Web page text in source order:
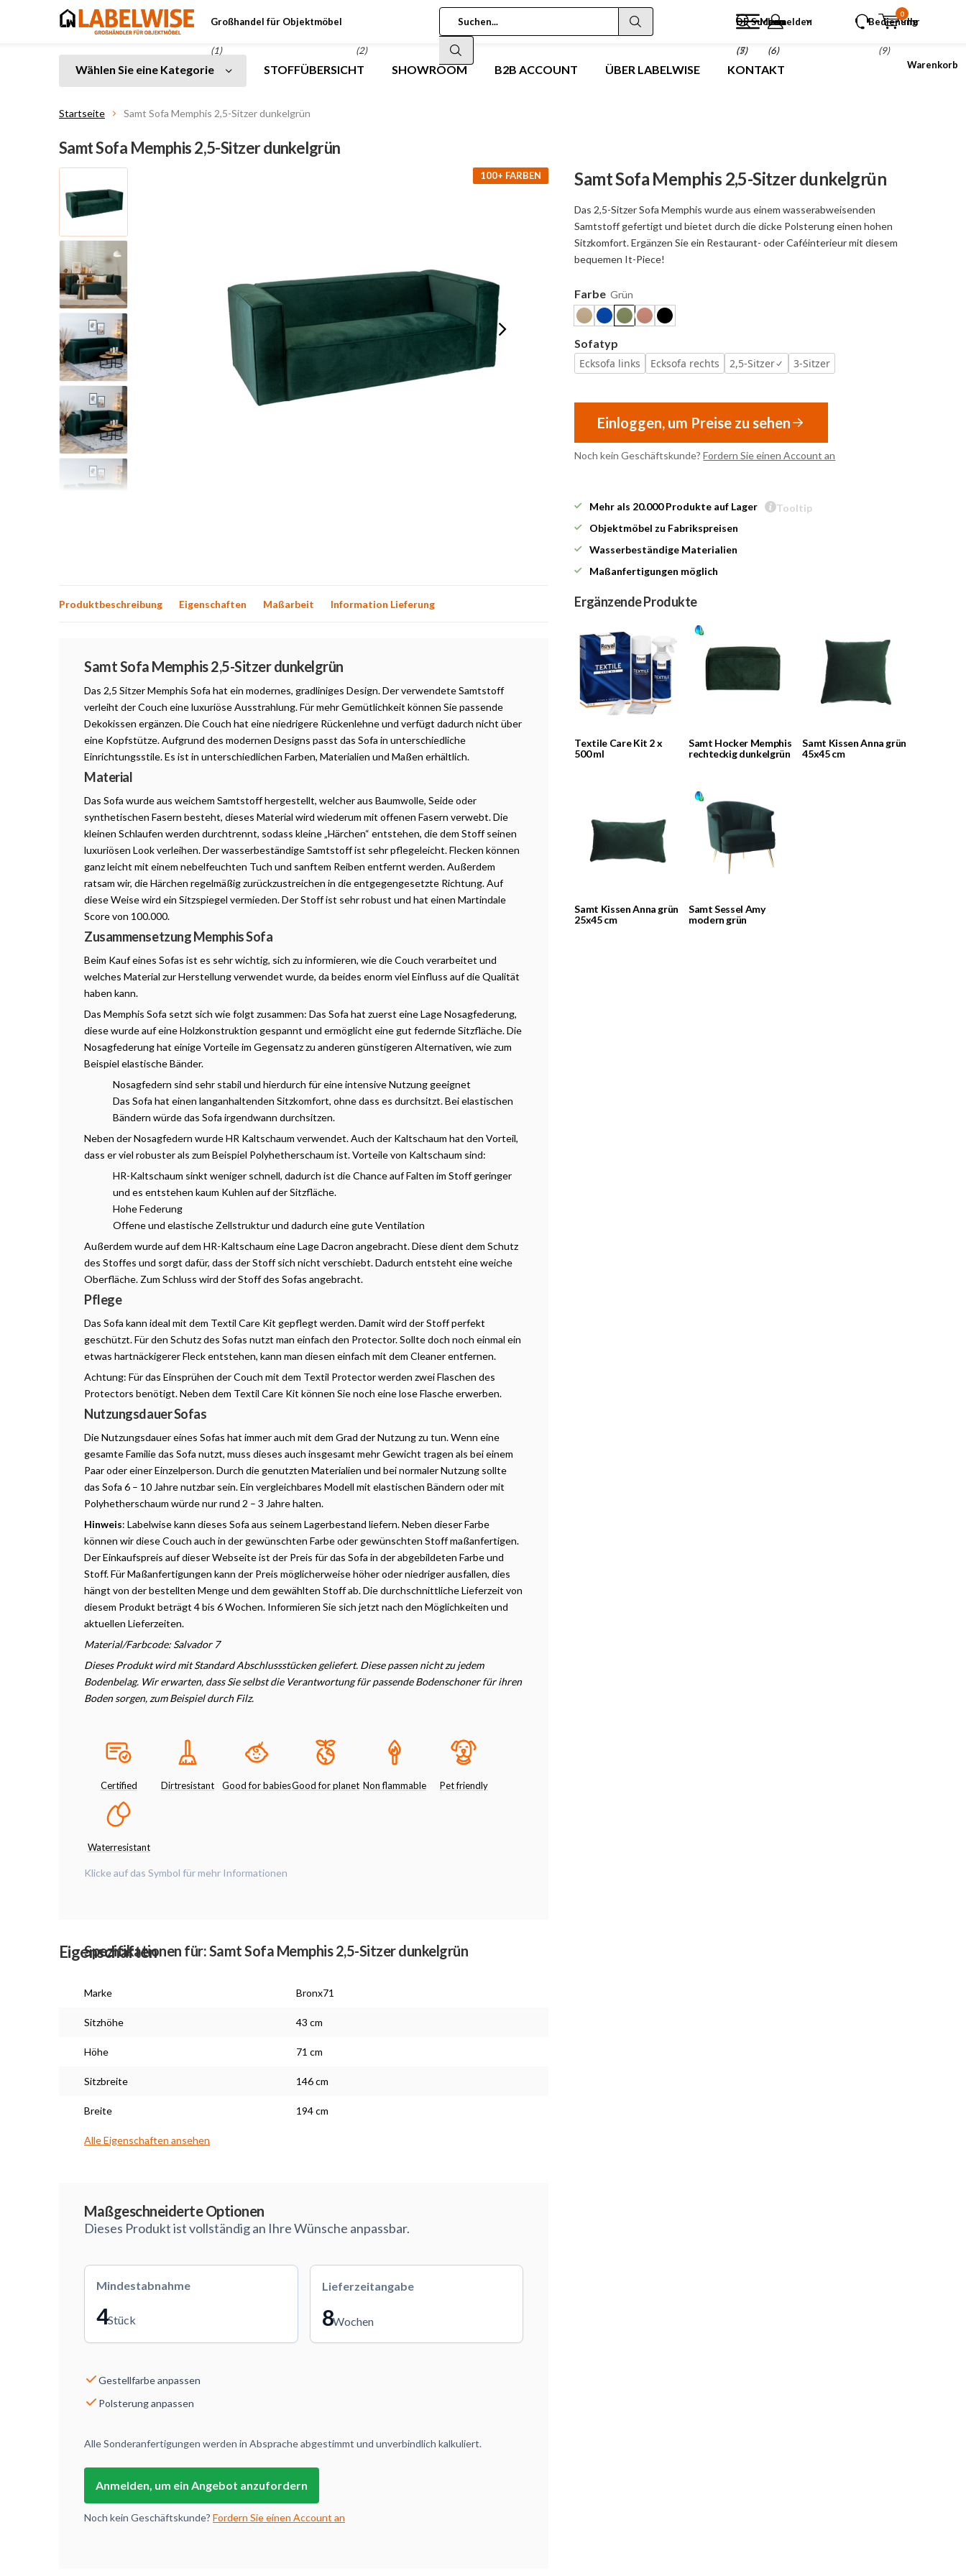
Großhandel für Objektmöbel
(1) (2)
DE Suchen
(5)
anmelden
(6)
Menu
(7)
Bedienung
Ihr
Warenkorb
0
(9)
Wählen Sie eine Kategorie STOFFÜBERSICHT SHOWROOM B2B ACCOUNT ÜBER LABELWISE KONTAKT
Startseite Samt Sofa Memphis 2,5-Sitzer dunkelgrün
Samt Sofa Memphis 2,5-Sitzer dunkelgrün
100+ FARBEN Samt Sofa Memphis 2,5-Sitzer dunkelgrün
Das 2,5-Sitzer Sofa Memphis wurde aus einem wasserabweisenden
Samtstoff gefertigt und bietet durch die dicke Polsterung einen hohen
Sitzkomfort. Ergänzen Sie ein Restaurant- oder Caféinterieur mit diesem
bequemen It-Piece!
Farbe Grün
Sofatyp
Ecksofa links
Ecksofa rechts 2,5-Sitzer 3-Sitzer
Einloggen, um Preise zu sehen
Noch kein Geschäftskunde?Fordern Sie einen Account an
Mehr als 20.000 Produkte auf Lager
Tooltip
Objektmöbel zu Fabrikspreisen
Wasserbeständige Materialien
Maßanfertigungen möglich
Produktbeschreibung Eigenschaften Maßarbeit Information Lieferung
Samt Sofa Memphis 2,5-Sitzer dunkelgrün
Das 2,5 Sitzer Memphis Sofa hat ein modernes, gradliniges Design. Der verwendete Samtstoff
verleiht der Couch eine luxuriöse Ausstrahlung. Für mehr Gemütlichkeit können Sie passende
Dekokissen ergänzen. Die Couch hat eine niedrigere Rückenlehne und verfügt dadurch nicht über
eine Kopfstütze. Aufgrund des modernen Designs passt das Sofa in unterschiedliche
Einrichtungsstile. Es ist in unterschiedlichen Farben, Materialien und Maßen erhältlich.
Material
Das Sofa wurde aus weichem Samtstoff hergestellt, welcher aus Baumwolle, Seide oder
synthetischen Fasern besteht, dieses Material wird wiederum mit offenen Fasern verwebt. Die
kleinen Schlaufen werden durchtrennt, sodass kleine „Härchen“ entstehen, die dem Stoff seinen
luxuriösen Look verleihen. Der wasserbeständige Samtstoff ist sehr pflegeleicht. Flecken können
ganz leicht mit einem nebelfeuchten Tuch und sanftem Reiben entfernt werden. Außerdem
ratsam wir, die Härchen regelmäßig zurückzustreichen in die entgegengesetzte Richtung. Auf
diese Weise wird ein Sitzspiegel vermieden. Der Stoff ist sehr robust und hat einen Martindale
Score von 100.000.
Zusammensetzung Memphis Sofa
Beim Kauf eines Sofas ist es sehr wichtig, sich zu informieren, wie die Couch verarbeitet und
welches Material zur Herstellung verwendet wurde, da beides enorm viel Einfluss auf die Qualität
haben kann.
Das Memphis Sofa setzt sich wie folgt zusammen: Das Sofa hat zuerst eine Lage Nosagfederung,
diese wurde auf eine Holzkonstruktion gespannt und ermöglicht eine gut federnde Sitzfläche. Die
Nosagfederung hat einige Vorteile im Gegensatz zu anderen günstigeren Alternativen, wie zum
Beispiel elastische Bänder.
Nosagfedern sind sehr stabil und hierdurch für eine intensive Nutzung geeignet
Das Sofa hat einen langanhaltenden Sitzkomfort, ohne dass es durchsitzt. Bei elastischen
Bändern würde das Sofa irgendwann durchsitzen.
Neben der Nosagfedern wurde HR Kaltschaum verwendet. Auch der Kaltschaum hat den Vorteil,
dass er viel robuster als zum Beispiel Polyhetherschaum ist. Vorteile von Kaltschaum sind:
HR-Kaltschaum sinkt weniger schnell, dadurch ist die Chance auf Falten im Stoff geringer
und es entstehen kaum Kuhlen auf der Sitzfläche.
Hohe Federung
Offene und elastische Zellstruktur und dadurch eine gute Ventilation
Außerdem wurde auf dem HR-Kaltschaum eine Lage Dacron angebracht. Diese dient dem Schutz
des Stoffes und sorgt dafür, dass der Stoff sich nicht verschiebt. Dadurch entsteht eine weiche
Oberfläche. Zum Schluss wird der Stoff des Sofas angebracht.
Pflege
Das Sofa kann ideal mit dem Textil Care Kit gepflegt werden. Damit wird der Stoff perfekt
geschützt. Für den Schutz des Sofas nutzt man einfach den Protector. Sollte doch noch einmal ein
etwas hartnäckigerer Fleck entstehen, kann man diesen einfach mit dem Cleaner entfernen.
Achtung: Für das Einsprühen der Couch mit dem Textil Protector werden zwei Flaschen des
Protectors benötigt. Neben dem Textil Care Kit können Sie noch eine lose Flasche erwerben.
Nutzungsdauer Sofas
Die Nutzungsdauer eines Sofas hat immer auch mit dem Grad der Nutzung zu tun. Wenn eine
gesamte Familie das Sofa nutzt, muss dieses auch insgesamt mehr Gewicht tragen als bei einem
Paar oder einer Einzelperson. Durch die genutzten Materialien und bei normaler Nutzung sollte
das Sofa 6 – 10 Jahre nutzbar sein. Ein vergleichbares Modell mit elastischen Bändern oder mit
Polyhetherschaum würde nur rund 2 – 3 Jahre halten.
Hinweis: Labelwisekann dieses Sofa aus seinem Lagerbestand liefern. Neben dieser Farbe
können wir diese Couch auch in der gewünschten Farbe oder gewünschten Stoff maßanfertigen.
Der Einkaufspreis auf dieser Webseite ist der Preis für das Sofa in der abgebildeten Farbe und
Stoff. Für Maßanfertigungen kann der Preis möglicherweise höher oder niedriger ausfallen, dies
hängt von derbestellten Menge und dem gewählten Stoff ab. Die durchschnittlicheLieferzeit von
diesem Produkt beträgt 4 bis 6 Wochen. Informieren Sie sich jetzt nach den Möglichkeiten und
aktuellen Lieferzeiten.
Material/Farbcode: Salvador 7
Dieses Produkt wird mit Standard Abschlussstücken geliefert. Diese passen nicht zu jedem
Bodenbelag. Wir erwarten, dass Sie selbst die Verantwortung für passende Bodenschoner für ihren
Boden sorgen, zum Beispiel durch Filz.
Certified Dirtresistant Good for babiesGood for planet Non flammable Pet friendly
Waterresistant
Klicke auf das Symbol für mehr Informationen
Eigenschaften
Spezifikationen für: Samt Sofa Memphis 2,5-Sitzer dunkelgrün
Marke Bronx71
Sitzhöhe 43 cm
Höhe 71 cm
Sitzbreite 146 cm
Breite 194 cm
Alle Eigenschaften ansehen
Maßgeschneiderte Optionen
Dieses Produkt ist vollständig an Ihre Wünsche anpassbar.
Mindestabnahme
4Stück
Lieferzeitangabe
8Wochen
Gestellfarbe anpassen
Polsterung anpassen
Alle Sonderanfertigungen werden in Absprache abgestimmt und unverbindlich kalkuliert.
Anmelden, um ein Angebot anzufordern
Noch kein Geschäftskunde? Fordern Sie einen Account an
Ergänzende Produkte
Textile Care Kit 2 x
500 ml
Samt Hocker Memphis
rechteckig dunkelgrün
Samt Kissen Anna grün
45x45 cm
Samt Kissen Anna grün
25x45 cm
Samt Sessel Amy
modern grün